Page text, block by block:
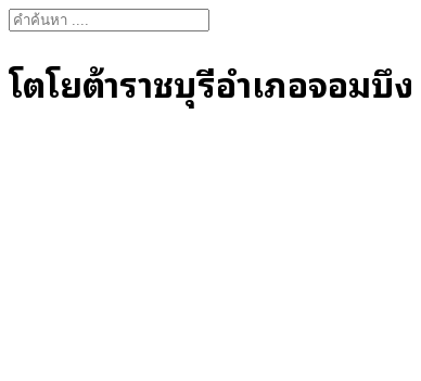
Search
โตโยต้าราชบุรีอำเภอจอมบึง